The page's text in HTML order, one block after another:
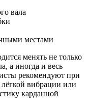
вала
местами
менять не только
а иногда и весь
рекомендуют при
вибрации или
карданной